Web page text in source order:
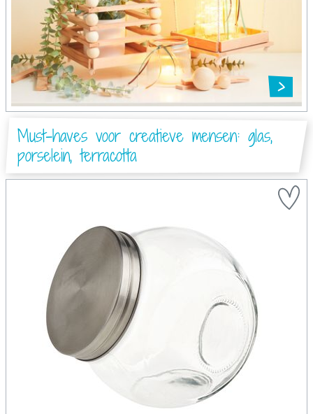
Must-haves voor creatieve mensen: glas,
porselein, terracotta